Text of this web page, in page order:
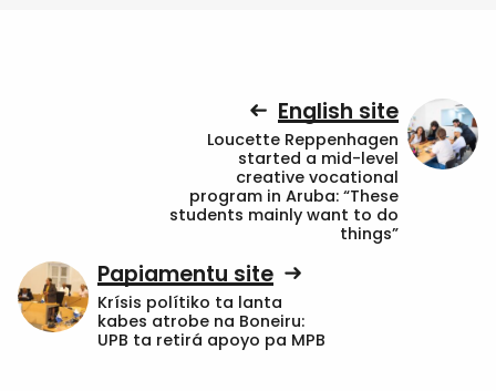
English site
Loucette Reppenhagen
started a mid-level
creative vocational
program in Aruba: “These
students mainly want to do
things”
Papiamentu site
Krísis polítiko ta lanta
kabes atrobe na Boneiru:
UPB ta retirá apoyo pa MPB